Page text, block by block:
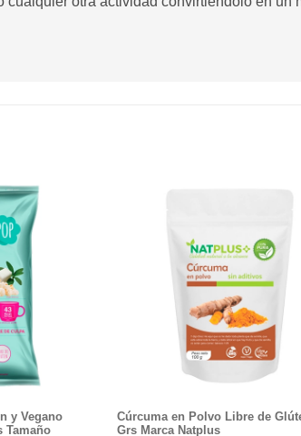
y Vegano
Tamaño
Cúrcuma en Polvo Libre de
Grs Marca Natplus